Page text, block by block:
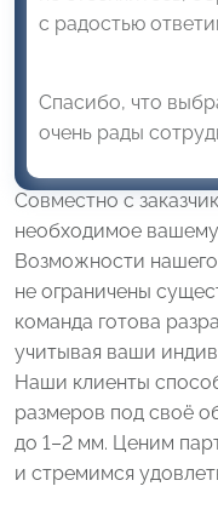
с радостью
Спасибо, что
очень рады
Совместно с
необходимое
Возможности
не ограничены
команда готова
учитывая ваши
Наши клиенты
размеров под своё
до 1–2 мм. Ценим
и стремимся